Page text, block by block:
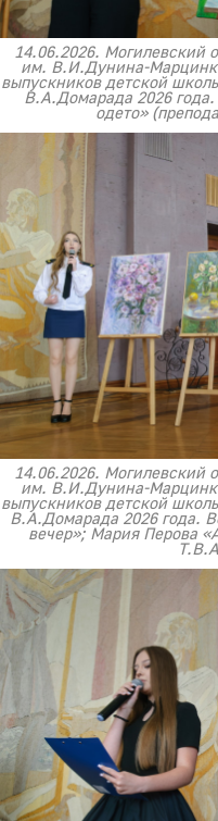
14.06.2026. Могилевский
им. В.И.Дунина-
выпускников детской
В.А.Домарада 2026 года.
одето»
14.06.2026. Могилевский
им. В.И.Дунина-
выпускников детской
В.А.Домарада 2026 года.
вечер»; Мария Перова